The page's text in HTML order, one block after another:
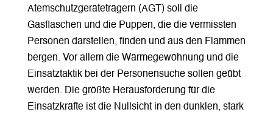
Atemschutzgeräteträgern (AGT) soll die
Gasflaschen und die Puppen, die die vermissten
Personen darstellen, finden und aus den Flammen
bergen. Vor allem die Wärmegewöhnung und die
Einsatztaktik bei der Personensuche sollen geübt
werden. Die größte Herausforderung für die
Einsatzkräfte ist die Nullsicht in den dunklen, stark